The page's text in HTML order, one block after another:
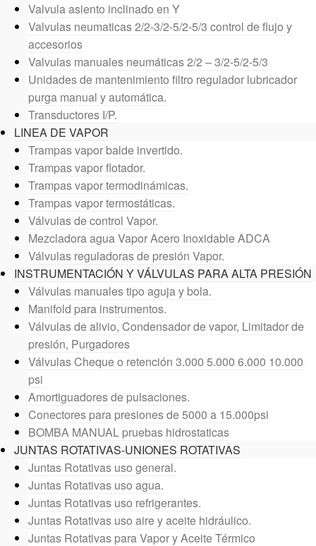
Valvula asiento inclinado en Y
Valvulas neumaticas 2/2-3/2-5/2-5/3 control de flujo y
accesorios
Valvulas manuales neumáticas 2/2 – 3/2-5/2-5/3
Unidades de mantenimiento filtro regulador lubricador
purga manual y automática.
Transductores I/P.
LINEA DE VAPOR
Trampas vapor balde invertido.
Trampas vapor flotador.
Trampas vapor termodinámicas.
Trampas vapor termostáticas.
Válvulas de control Vapor.
Mezcladora agua Vapor Acero Inoxidable ADCA
Válvulas reguladoras de presión Vapor.
INSTRUMENTACIÓN Y VÁLVULAS PARA ALTA PRESIÓN
Válvulas manuales tipo aguja y bola.
Manifold para instrumentos.
Válvulas de alivio, Condensador de vapor, Limitador de
presión, Purgadores
Válvulas Cheque o retención 3.000 5.000 6.000 10.000
psi
Amortiguadores de pulsaciones.
Conectores para presiones de 5000 a 15.000psi
BOMBA MANUAL pruebas hidrostaticas
JUNTAS ROTATIVAS-UNIONES ROTATIVAS
Juntas Rotativas uso general.
Juntas Rotativas uso agua.
Juntas Rotativas uso refrigerantes.
Juntas Rotativas uso aire y aceite hidráulico.
Juntas Rotativas para Vapor y Aceite Térmico